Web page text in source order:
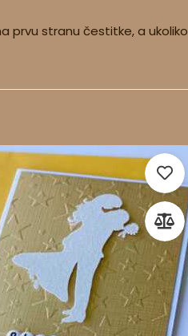
prvu stranu čestitke, a ukoliko